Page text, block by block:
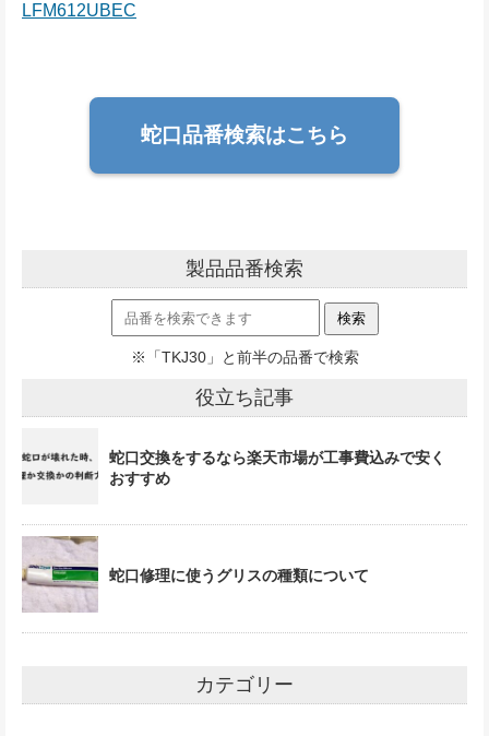
LFM612UBEC
蛇口品番検索はこちら
製品品番検索
※「TKJ30」と前半の品番で検索
役立ち記事
蛇口交換をするなら楽天市場が工事費込みで安く
おすすめ
蛇口修理に使うグリスの種類について
カテゴリー